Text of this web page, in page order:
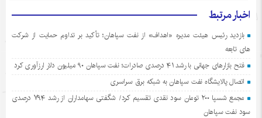
اخبار مرتبط
بازدید رئیس هیئت مدیره «اهداف» از نفت سپاهان؛ تأکید بر تداوم حمایت از شرکت
های تابعه
فتح بازارهای جهانی با رشد ۴۱ درصدی صادرات؛ نفت سپاهان ۹۰ میلیون دلار ارزآوری کرد
اتصال پالایشگاه نفت سپاهان به شبکه برق سراسری
مجمع شسپا ۲۰۰ تومان سود نقدی تقسیم کرد/ شگفتی سهامداران از رشد ۷۹۴ درصدی
سود نفت سپاهان